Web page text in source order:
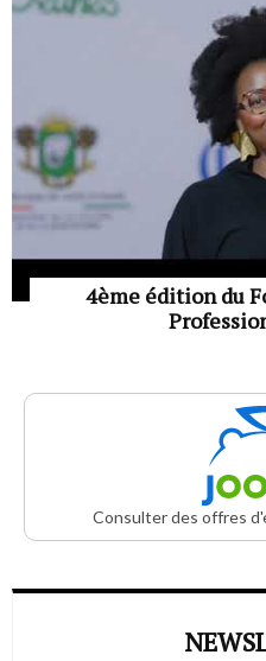
4ème édition du
Consulter des offres